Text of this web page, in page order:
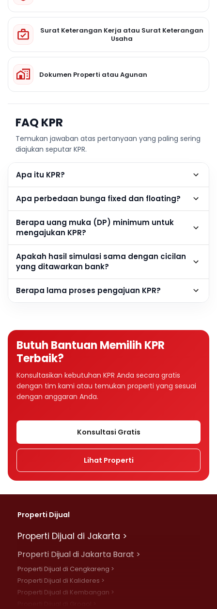
Surat Keterangan Kerja atau Surat Keterangan
Usaha
Dokumen Properti atau Agunan
FAQ KPR
Temukan jawaban atas pertanyaan yang paling sering
diajukan seputar KPR.
Apa itu KPR?
Apa perbedaan bunga fixed dan floating?
Berapa uang muka (DP) minimum untuk
mengajukan KPR?
Apakah hasil simulasi sama dengan cicilan
yang ditawarkan bank?
Berapa lama proses pengajuan KPR?
Butuh Bantuan Memilih KPR
Terbaik?
Konsultasikan kebutuhan KPR Anda secara gratis
dengan tim kami atau temukan properti yang sesuai
dengan anggaran Anda.
Konsultasi Gratis
Lihat Properti
Properti Dijual
Properti Dijual di Jakarta >
Properti Dijual di Jakarta Barat >
Properti Dijual di Cengkareng >
Properti Dijual di Kalideres >
Properti Dijual di Kembangan >